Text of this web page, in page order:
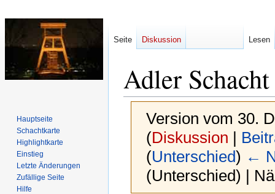
Adler
Version vom 30.
(Diskussion |
(Unterschied) ←
(Unterschied) |
Seite Diskussion Lesen
Hauptseite
Schachtkarte
Highlightkarte
Einstieg
Letzte Änderungen
Zufällige Seite
Hilfe